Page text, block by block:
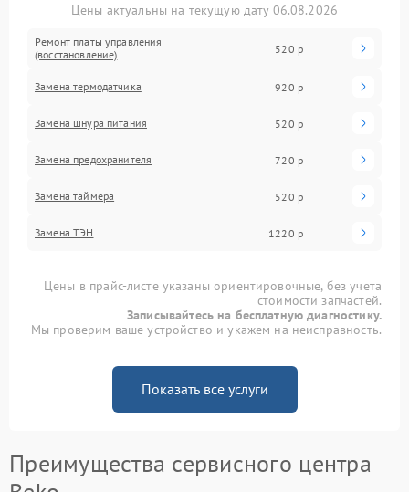
Цены актуальны на текущую дату 06.08.2026
Ремонт платы управления
(восстановление)
520 р
Замена термодатчика 920 р
Замена шнура питания 520 р
Замена предохранителя 720 р
Замена таймера 520 р
Замена ТЭН 1220 р
Цены в прайс-листе указаны ориентировочные, без учета
стоимости запчастей.
Записывайтесь на бесплатную диагностику.
Мы проверим ваше устройство и укажем на неисправность.
Показать все услуги
Преимущества сервисного центра